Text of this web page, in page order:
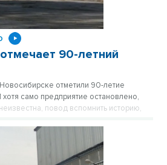
90-летний
отметили 90-летие
само предприятие остановлено,
повод вспомнить историю,